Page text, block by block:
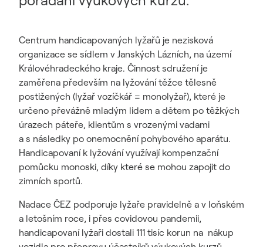
Centrum handicapovaných lyžařů je nezisková
organizace se sídlem v Janských Lázních, na území
Královéhradeckého kraje. Činnost sdružení je
zaměřena především na lyžování těžce tělesně
postižených (lyžař vozíčkář = monolyžař), které je
určeno převážně mladým lidem a dětem po těžkých
úrazech páteře, klientům s vrozenými vadami
a s následky po onemocnění pohybového aparátu.
Handicapovaní k lyžování využívají kompenzační
pomůcku monoski, díky které se mohou zapojit do
zimních sportů.
Nadace ČEZ podporuje lyžaře pravidelně a v loňském
a letošním roce, i přes covidovou pandemii,
handicapovaní lyžaři dostali 111 tisíc korun na nákup